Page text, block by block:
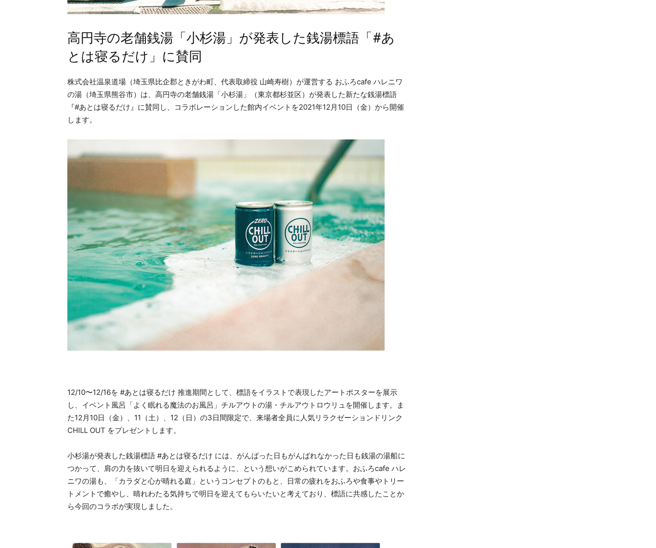
高円寺の老舗銭湯「小杉湯」が発表した銭湯標語「#あ
とは寝るだけ」に賛同
株式会社温泉道場（埼玉県比企郡ときがわ町、代表取締役 山崎寿樹）が運営する おふろcafe ハレニワ
の湯（埼玉県熊谷市）は、高円寺の老舗銭湯「小杉湯」（東京都杉並区）が発表した新たな銭湯標語
『#あとは寝るだけ』に賛同し、コラボレーションした館内イベントを2021年12月10日（金）から開催
します。
12/10〜12/16を #あとは寝るだけ 推進期間として、標語をイラストで表現したアートポスターを展示
し、イベント風呂「よく眠れる魔法のお風呂」チルアウトの湯・チルアウトロウリュを開催します。ま
た12月10日（金）、11（土）、12（日）の3日間限定で、来場者全員に人気リラクゼーションドリンク
CHILL OUT をプレゼントします。
小杉湯が発表した銭湯標語 #あとは寝るだけ には、がんばった日もがんばれなかった日も銭湯の湯船に
つかって、肩の力を抜いて明日を迎えられるように、という想いがこめられています。おふろcafe ハレ
ニワの湯も、「カラダと心が晴れる庭」というコンセプトのもと、日常の疲れをおふろや食事やトリー
トメントで癒やし、晴れわたる気持ちで明日を迎えてもらいたいと考えており、標語に共感したことか
ら今回のコラボが実現しました。